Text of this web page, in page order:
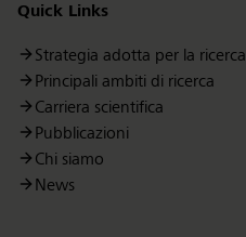
Quick Links
Strategia adotta per la ricerca
Principali ambiti di ricerca
Carriera scientifica
Pubblicazioni
Chi siamo
News